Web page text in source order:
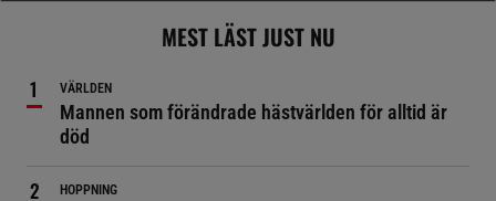
MEST LÄST JUST NU
VÄRLDEN
Mannen som förändrade hästvärlden för alltid är
död
HOPPNING